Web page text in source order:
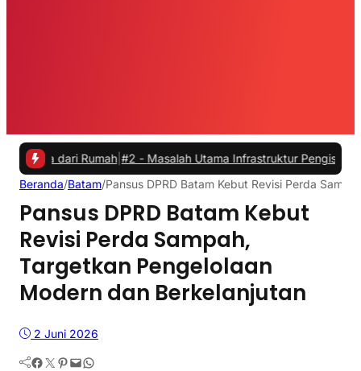
Rumah |#2 -Masalah Utama Infrastruktur Pengisian Daya untuk
Beranda/Batam/Pansus DPRD Batam Kebut Revisi Perda
Pansus DPRD Batam Kebut
Revisi Perda Sampah,
Targetkan Pengelolaan
Modern dan Berkelanjutan
2 Juni 2026
Facebook Twitter Pinterest Mail WhatsApp